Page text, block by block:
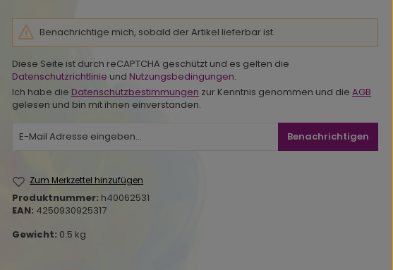
Benachrichtige mich, sobald der Artikel lieferbar ist.
Diese Seite ist durch reCAPTCHA geschützt und es gelten die
Datenschutzrichtlinie und Nutzungsbedingungen.
Ich habe die Datenschutzbestimmungen zur Kenntnis genommen und die AGB
gelesen und bin mit ihnen einverstanden.
Benachrichtigen
Zum Merkzettel hinzufügen
Produktnummer: h40062531
EAN: 4250930925317
Gewicht: 0.5 kg